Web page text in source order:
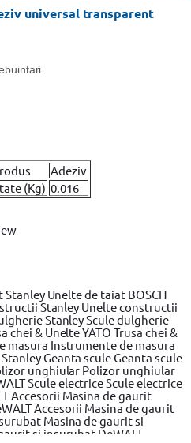
universal transparent
Adeziv
(Kg) 0.016
Stanley Unelte de taiat BOSCH
Stanley Unelte constructii
StanleyScule dulgherie
chei & Unelte YATOTrusa chei &
masura Instrumente de masura
Geanta sculeGeanta scule
unghiular Polizor unghiular
Scule electriceScule electrice
Accesorii Masina de gaurit
Accesorii Masina de gaurit
Masina de gaurit si
si insurubat DeWALT